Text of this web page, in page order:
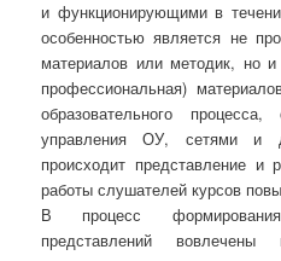
и функционирующими в
особенностью является не
материалов или методик, но
профессиональная)
образовательного
управления ОУ, сетями и
происходит представление и
работы слушателей курсов
В процесс
представлений